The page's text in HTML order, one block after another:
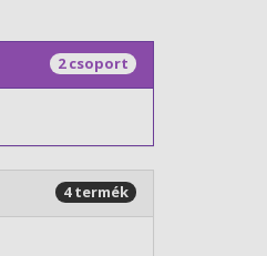
2 csoport
4 termék